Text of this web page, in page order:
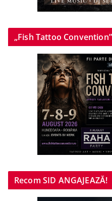
„Fish Tattoo
Recom SID ANGAJEAZĂ!